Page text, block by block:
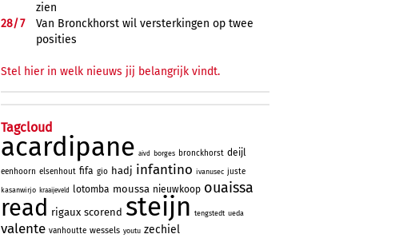
zien
28/7
Van Bronckhorst wil versterkingen op twee
posities
Stel hier in welk nieuws jij belangrijk vindt.
Tagcloud
acardipane aivd borges bronckhorst deijl
eenhoorn elsenhout fifa gio hadj infantino ivanusec juste
kasanwirjo kraaijeveld lotomba moussa nieuwkoop ouaissa
read rigaux scorend steijn tengstedt ueda
valente vanhoutte wessels youtu zechiel